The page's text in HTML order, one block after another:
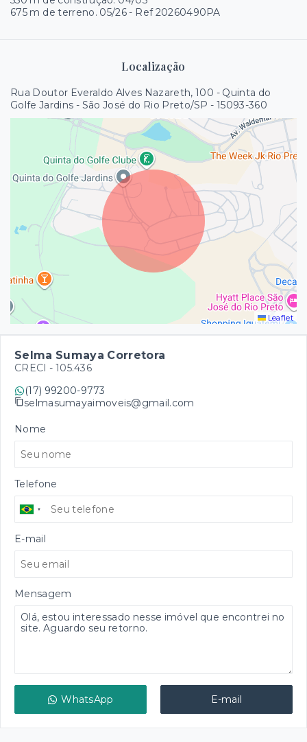
675 m de terreno. 05/26 - Ref 20260490PA
Localização
Rua Doutor Everaldo Alves Nazareth, 100 - Quinta do
Golfe Jardins - São José do Rio Preto/SP - 15093-360
Leaflet
Selma Sumaya Corretora
CRECI - 105.436
(17) 99200-9773
selmasumayaimoveis@gmail.com
Nome
Telefone
E-mail
Mensagem
WhatsApp E-mail